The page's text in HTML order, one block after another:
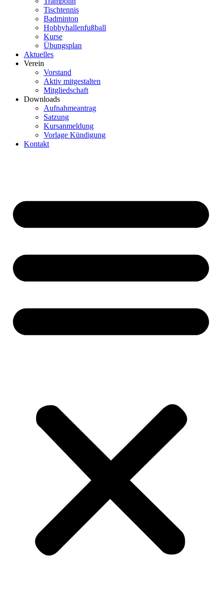
Tischtennis
Badminton
Hobbyhallenfußball
Kurse
Übungsplan
Aktuelles
Verein
Vorstand
Aktiv mitgestalten
Mitgliedschaft
Downloads
Aufnahmeantrag
Satzung
Kursanmeldung
Vorlage Kündigung
Kontakt